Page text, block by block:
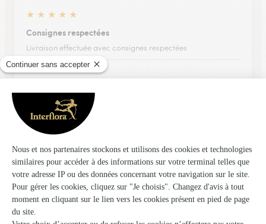
★ ★ ★ ★ ★
Consignes respectées
Livraison effectuée avec consignes respectées
30/04/2026
★ ★ ★ ★ ★
Formidable !
Formidable !
07/05/2026
★